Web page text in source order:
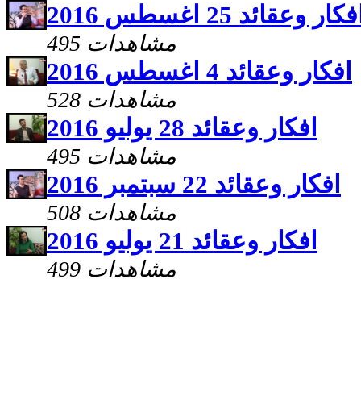
وعقائد 25 اغسطس 2016
495 مشاهدات
افكار وعقائد 4 اغسطس 2016
528 مشاهدات
افكار وعقائد 28 يوليو 2016
495 مشاهدات
افكار وعقائد 22 سبتمبر 2016
508 مشاهدات
افكار وعقائد 21 يوليو 2016
499 مشاهدات